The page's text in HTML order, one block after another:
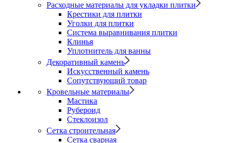
Расходные материалы для укладки плитки
Крестики для плитки
Уголки для плитки
Система выравнивания плитки
Клинья
Уплотнитель для ванны
Декоративный камень
Искусственный камень
Сопутствующий товар
Кровельные материалы
Мастика
Рубероид
Стеклоизол
Сетка строительная
Сетка сварная